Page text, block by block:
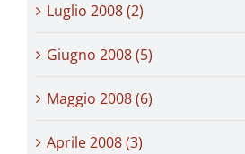
Luglio 2008 (2)
Giugno 2008 (5)
Maggio 2008 (6)
Aprile 2008 (3)